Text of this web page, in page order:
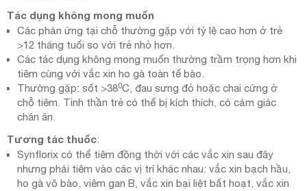
Tác dụng không mong muốn
Các phản ứng tại chỗ thường gặp với tỷ lệ cao hơn ở trẻ
>12 tháng tuổi so với trẻ nhỏ hơn.
Các tác dụng không mong muốn thường trầm trọng hơn khi
tiêm cùng với vắc xin ho gà toàn tế bào.
Thường gặp: sốt >380C, đau sưng đỏ hoặc chai cứng ở
chỗ tiêm. Tinh thần trẻ có thể bị kích thích, có cảm giác
chán ăn.
Tương tác thuốc:
Synflorix có thể tiêm đồng thời với các vắc xin sau đây
nhưng phải tiêm vào các vị trí khác nhau: vắc xin bạch hầu,
ho gà vô bào, viêm gan B, vắc xin bại liệt bất hoạt, vắc xin